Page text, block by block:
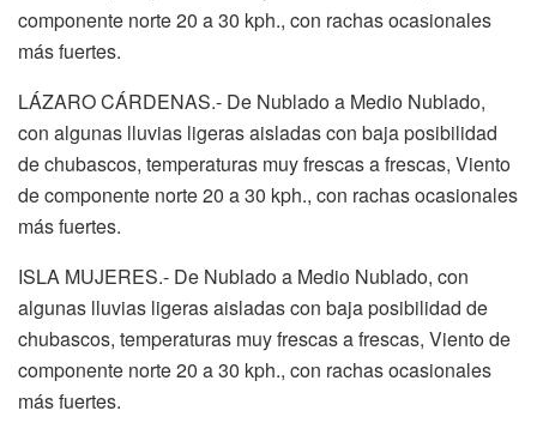
componente norte 20 a 30 kph., con rachas ocasionales
más fuertes.
LÁZARO CÁRDENAS.- De Nublado a Medio Nublado,
con algunas lluvias ligeras aisladas con baja posibilidad
de chubascos, temperaturas muy frescas a frescas, Viento
de componente norte 20 a 30 kph., con rachas ocasionales
más fuertes.
ISLA MUJERES.- De Nublado a Medio Nublado, con
algunas lluvias ligeras aisladas con baja posibilidad de
chubascos, temperaturas muy frescas a frescas, Viento de
componente norte 20 a 30 kph., con rachas ocasionales
más fuertes.